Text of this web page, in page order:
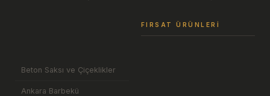
FIRSAT ÜRÜNLERI
Beton Saksı ve Çiçeklikler
Ankara Barbekü